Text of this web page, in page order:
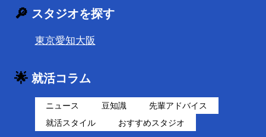
🔎 スタジオを探す
東京愛知大阪
🌟 就活コラム
ニュース 豆知識
先輩アドバイス
就活スタイル
おすすめスタジオ